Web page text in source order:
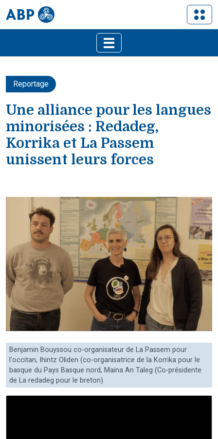
Reportage
Une alliance pour les langues
minorisées : Redadeg,
Korrika et La Passem
unissent leurs forces
Benjamin Bouyssou co-organisateur de La Passem pour
l'occitan, Ihintz Oliden (co-organisatrice de la Korrika pour le
basque du Pays Basque nord, Maina An Taleg (Co-présidente
de La redadeg pour le breton).